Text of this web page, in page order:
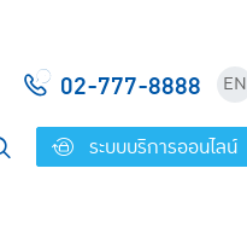
02-777-8888 EN
ระบบบริการออนไลน์